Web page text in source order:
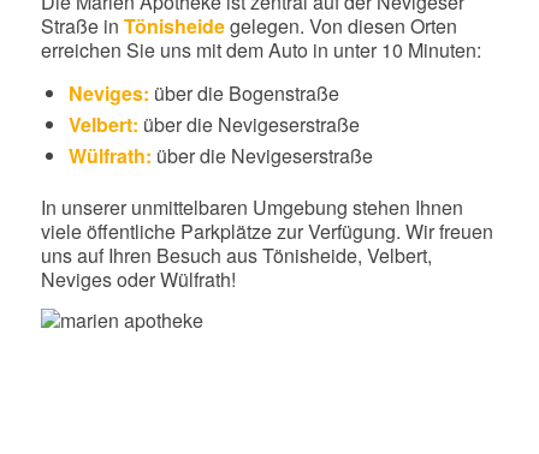
Straße in Tönisheidegelegen. Von diesen Orten
erreichen Sie uns mit dem Auto in unter 10 Minuten:
Neviges: über die Bogenstraße
Velbert: über die Nevigeserstraße
Wülfrath: über die Nevigeserstraße
In unserer unmittelbaren Umgebung stehen Ihnen
viele öffentliche Parkplätze zur Verfügung. Wir freuen
uns auf Ihren Besuch aus Tönisheide, Velbert,
Neviges oder Wülfrath!